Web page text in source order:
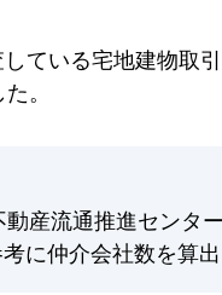
ている宅地建物取
。
産流通推進センタ
に仲介会社数を算出